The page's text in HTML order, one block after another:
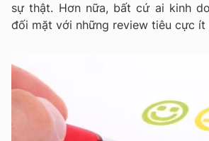
sự thật. Hơn nữa, bất cứ ai kinh
đối mặt với những review tiêu cực ít